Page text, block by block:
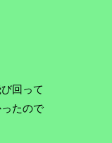
回って
たので